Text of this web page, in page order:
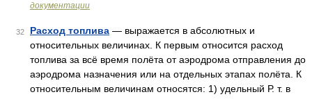
документации
32 Расход топлива — выражается в абсолютных и
относительных величинах. К первым относится расход
топлива за всё время полёта от аэродрома отправления до
аэродрома назначения или на отдельных этапах полёта. К
относительным величинам относятся: 1) удельный Р. т. в